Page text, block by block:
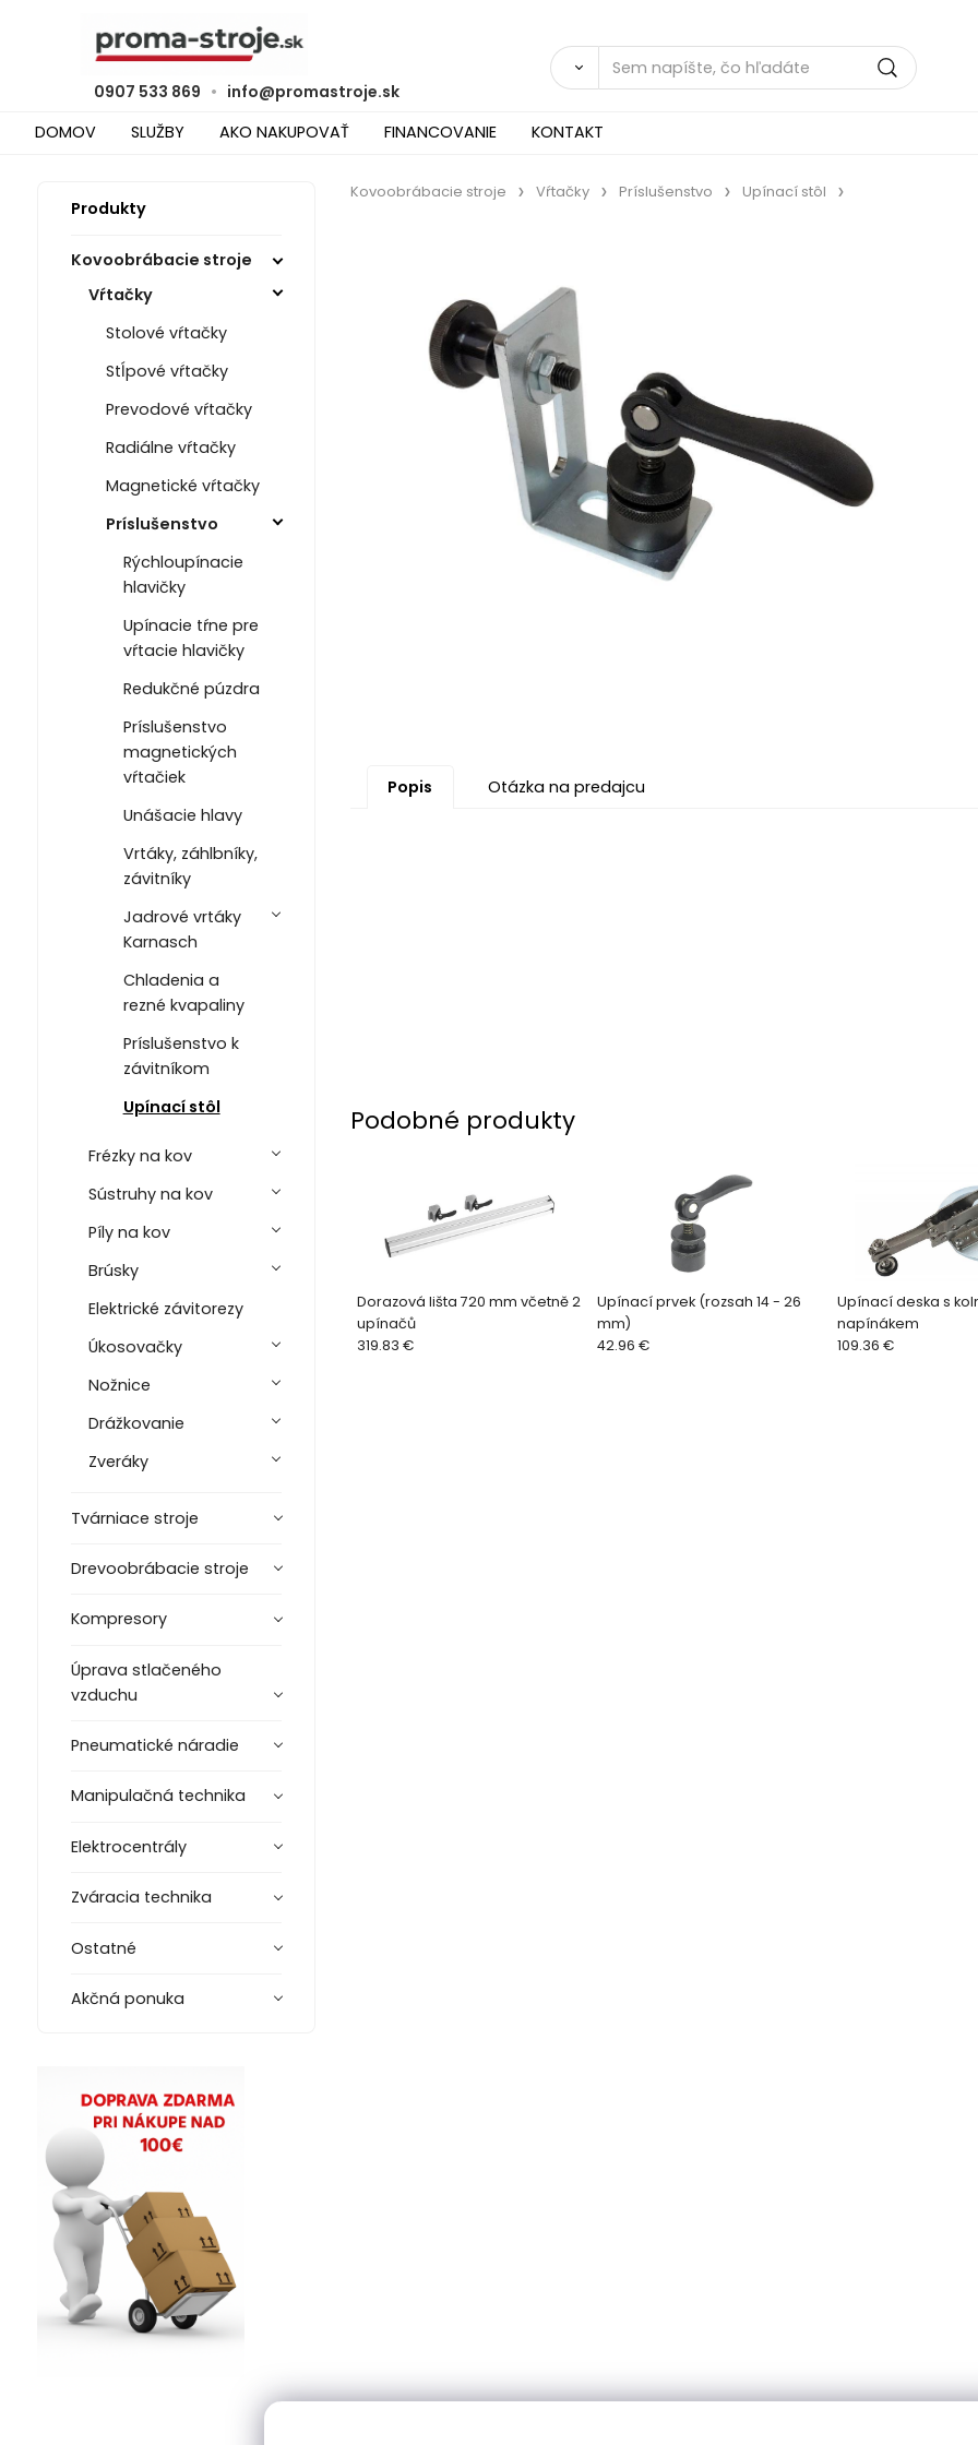
0907 533 869 • info@promastroje.sk
DOMOV
SLUŽBY AKO NAKUPOVAŤ FINANCOVANIE KONTAKT
Produkty
Kovoobrábacie stroje
Vŕtačky
Stolové vŕtačky
Stĺpové vŕtačky
Prevodové vŕtačky
Radiálne vŕtačky
Magnetické vŕtačky
Príslušenstvo
Rýchloupínacie
hlavičky
Upínacie tŕne pre
vŕtacie hlavičky
Redukčné púzdra
Príslušenstvo
magnetických
vŕtačiek
Unášacie hlavy
Vrtáky, záhlbníky,
závitníky
Jadrové vrtáky
Karnasch
Chladenia a
rezné kvapaliny
Príslušenstvo k
závitníkom
Upínací stôl
Frézky na kov
Sústruhy na kov
Píly na kov
Brúsky
Elektrické závitorezy
Úkosovačky
Nožnice
Drážkovanie
Zveráky
Tvárniace stroje
Drevoobrábacie stroje
Kompresory
Úprava stlačeného
vzduchu
Pneumatické náradie
Manipulačná technika
Elektrocentrály
Zváracia technika
Ostatné
Akčná ponuka
Kovoobrábacie stroje Vŕtačky Príslušenstvo Upínací stôl
Popis Otázka na predajcu
Podobné produkty
Dorazová lišta 720 mm včetně 2
upínačů
319.83 €
Upínací prvek (rozsah 14 - 26
mm)
42.96 €
Upínací deska s
napínákem
109.36 €